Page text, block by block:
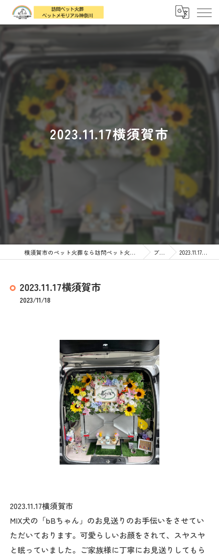
2023.11.17横須賀市
横須賀市のペット火葬なら訪問ペット火葬 ペットメモリアル神奈川 ブログ 2023.11.17横須賀市
2023.11.17横須賀市
2023/11/18
2023.11.17横須賀市
MIX犬の「bBちゃん」のお見送りのお手伝いをさせてい
ただいております。可愛らしいお顔をされて、スヤスヤ
と眠っていました。ご家族様に丁寧にお見送りしてもら